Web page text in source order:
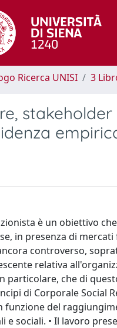
Ricerca UNISI 3
è un obiettivo
in presenza di
controverso,
relativa
particolare, che di
di Corporale Social
funzione del
e sociali. • Il lavoro